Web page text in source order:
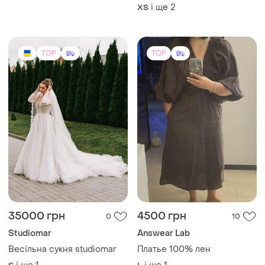
35000 грн 0
Studiomar
Весільна сукня studiomar
S і ще 1
4500 грн
Answear Lab
Платье 100% лен
L і ще